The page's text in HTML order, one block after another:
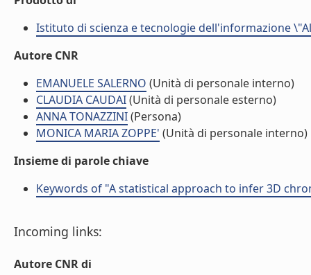
Istituto di scienza e tecnologie dell'informazione
Autore CNR
EMANUELE SALERNO (Unità di personale interno)
CLAUDIA CAUDAI(Unità di personale esterno)
ANNA TONAZZINI(Persona)
MONICA MARIA ZOPPE' (Unità di personale interno)
Insieme di parole chiave
Keywords of "A statistical approach to infer 3D
Incoming links:
Autore CNR di